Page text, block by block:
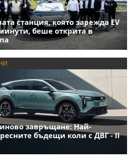
станция, която зарежда EV
беше открита в
завръщане: Най-
бъдещи коли с ДВГ - II